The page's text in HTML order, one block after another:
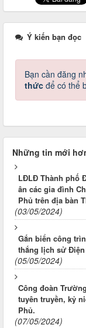
Ý kiến bạn đọc
Bạn cần đăng
thức để có thể
Những tin mới
LĐLĐ Thành phố
ân các gia đình
Phủ trên địa bàn
(03/05/2024)
Gắn biển công
thắng lịch sử
(05/05/2024)
Công đoàn
tuyên truyền, kỷ
Phủ.
(07/05/2024)